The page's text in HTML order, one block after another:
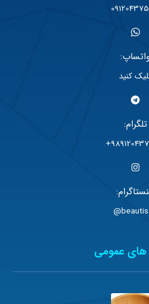
کنید
تلگرام:
های عمومی